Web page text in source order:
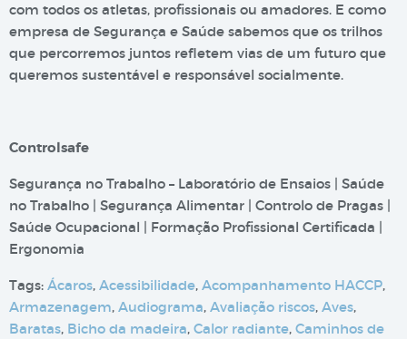
com todos os atletas, profissionais ou amadores. E como
empresa de Segurança e Saúde sabemos que os trilhos
que percorremos juntos refletem vias de um futuro que
queremos sustentável e responsável socialmente.
Controlsafe
Segurança no Trabalho – Laboratório de Ensaios | Saúde
no Trabalho | Segurança Alimentar | Controlo de Pragas |
Saúde Ocupacional | Formação Profissional Certificada |
Ergonomia
Tags: Ácaros, Acessibilidade, Acompanhamento HACCP,
Armazenagem, Audiograma, Avaliação riscos, Aves,
Baratas, Bicho da madeira, Calor radiante, Caminhos de